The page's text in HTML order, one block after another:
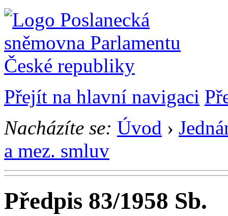
Přejít na hlavní navigaci
Nacházíte se: Úvod ›
a mez. smluv
Předpis 83/1958 Sb.